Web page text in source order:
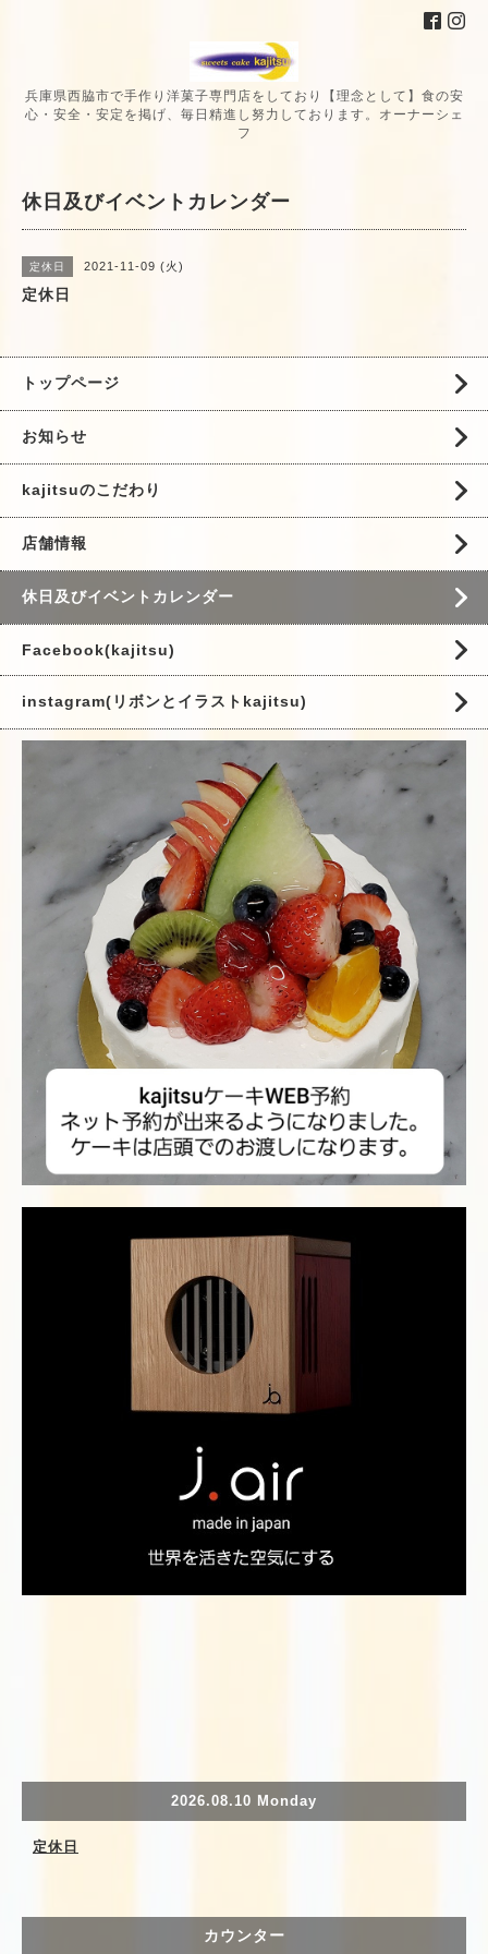
兵庫県西脇市で手作り洋菓子専門店をしており【理念として】食の安
心・安全・安定を掲げ、毎日精進し努力しております。オーナーシェ
フ
休日及びイベントカレンダー
定休日 2021-11-09 (火)
定休日
トップページ
お知らせ
kajitsuのこだわり
店舗情報
休日及びイベントカレンダー
Facebook(kajitsu)
instagram(リボンとイラストkajitsu)
2026.08.10 Monday
定休日
カウンター